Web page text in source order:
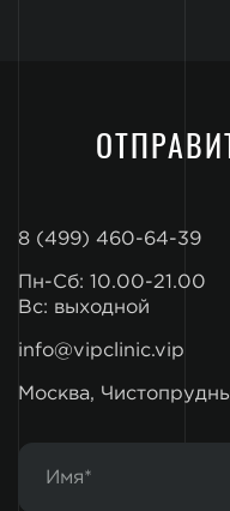
8 (499) 460-64-39
Пн-Сб: 10.00-21.00
Вс: выходной
info@vipclinic.vip
Москва,